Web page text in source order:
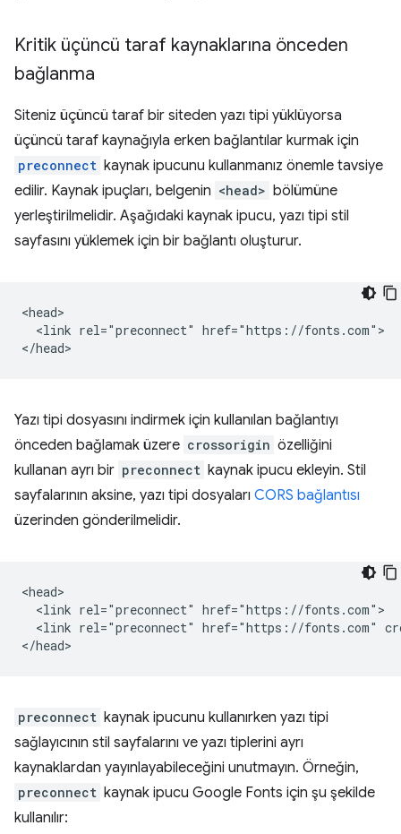
Kritik üçüncü taraf kaynaklarına önceden
bağlanma
Siteniz üçüncü taraf bir siteden yazı tipi yüklüyorsa
üçüncü taraf kaynağıyla erken bağlantılar kurmak için
preconnect kaynak ipucunu kullanmanız önemle tavsiye
edilir. Kaynak ipuçları, belgenin <head> bölümüne
yerleştirilmelidir. Aşağıdaki kaynak ipucu, yazı tipi stil
sayfasını yüklemek için bir bağlantı oluşturur.
<head>
  <link rel="preconnect" href="https://fonts.com">
Yazı tipi dosyasını indirmek için kullanılan bağlantıyı
önceden bağlamak üzere crossorigin özelliğini
kullanan ayrı bir preconnect kaynak ipucu ekleyin. Stil
sayfalarının aksine, yazı tipi dosyaları CORS bağlantısı
üzerinden gönderilmelidir.
<head>
  <link rel="preconnect" href="https://fonts.com">
<link rel="preconnect" href="https://fonts.com"
preconnect kaynak ipucunu kullanırken yazı tipi
sağlayıcının stil sayfalarını ve yazı tiplerini ayrı
kaynaklardan yayınlayabileceğini unutmayın. Örneğin,
preconnect kaynak ipucu Google Fonts için şu şekilde
kullanılır: